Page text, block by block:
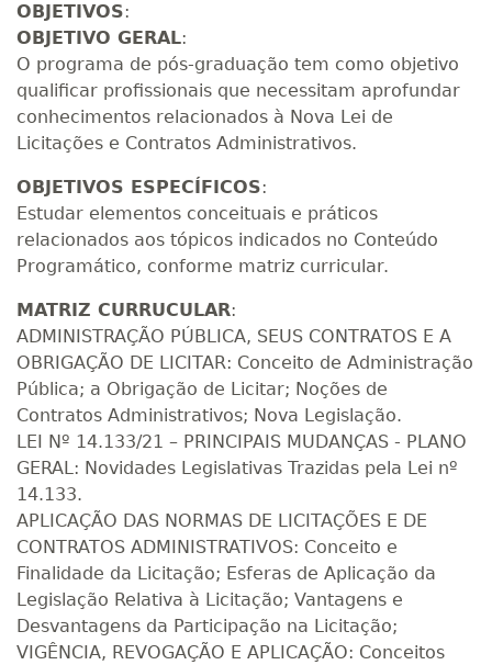
OBJETIVOS:
OBJETIVO GERAL:
O programa de pós-graduação tem como objetivo
qualificar profissionais que necessitam aprofundar
conhecimentos relacionados à Nova Lei de
Licitações e Contratos Administrativos.
OBJETIVOS ESPECÍFICOS:
Estudar elementos conceituais e práticos
relacionados aos tópicos indicados no Conteúdo
Programático, conforme matriz curricular.
MATRIZ CURRUCULAR:
ADMINISTRAÇÃO PÚBLICA, SEUS CONTRATOS E A
OBRIGAÇÃO DE LICITAR: Conceito de Administração
Pública; a Obrigação de Licitar; Noções de
Contratos Administrativos; Nova Legislação.
LEI Nº 14.133/21 – PRINCIPAIS MUDANÇAS - PLANO
GERAL: Novidades Legislativas Trazidas pela Lei nº
14.133.
APLICAÇÃO DAS NORMAS DE LICITAÇÕES E DE
CONTRATOS ADMINISTRATIVOS: Conceito e
Finalidade da Licitação; Esferas de Aplicação da
Legislação Relativa à Licitação; Vantagens e
Desvantagens da Participação na Licitação;
VIGÊNCIA, REVOGAÇÃO E APLICAÇÃO: Conceitos